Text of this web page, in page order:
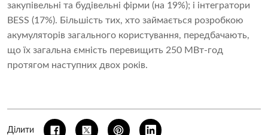
закупівельні та будівельні фірми (на 19%); і інтегратори
BESS (17%). Більшість тих, хто займається розробкою
акумуляторів загального користування, передбачають,
що їх загальна ємність перевищить 250 МВт-год
протягом наступних двох років.
Ділити